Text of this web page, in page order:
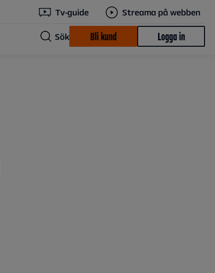
Tv-guide Streama på webben
Sök Bli kund Logga in